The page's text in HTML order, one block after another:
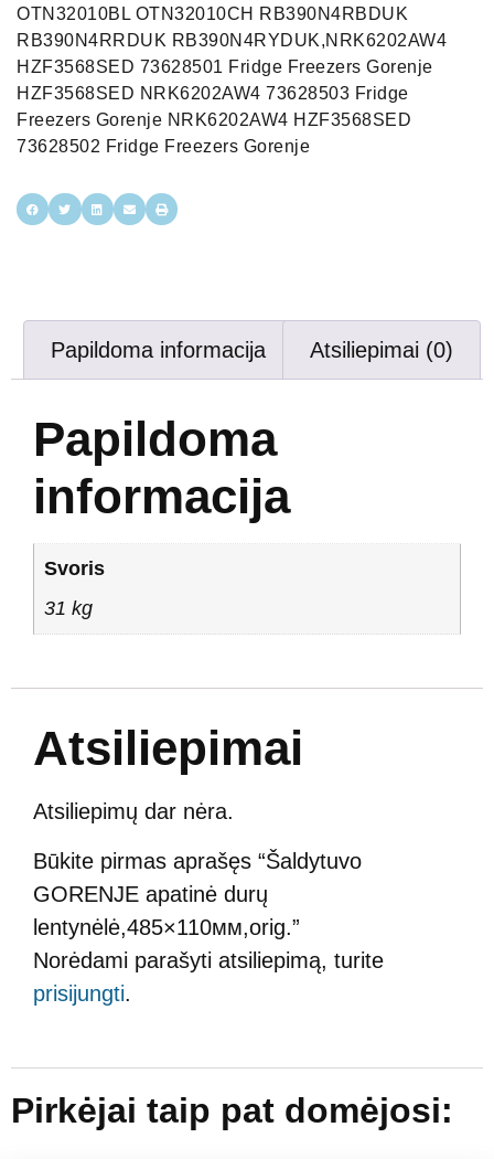
Papildoma informacija Atsiliepimai (0)
Papildoma
informacija
Svoris
31 kg
Atsiliepimai
Atsiliepimų dar nėra.
Būkite pirmas aprašęs “Šaldytuvo
GORENJE apatinė durų
lentynėlė,485×110мм,orig.”
Norėdami parašyti atsiliepimą, turite
prisijungti.
Pirkėjai taip pat domėjosi: